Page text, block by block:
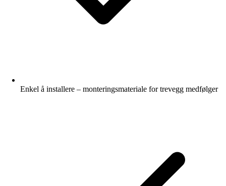
Enkel å installere – monteringsmateriale for trevegg medfølger